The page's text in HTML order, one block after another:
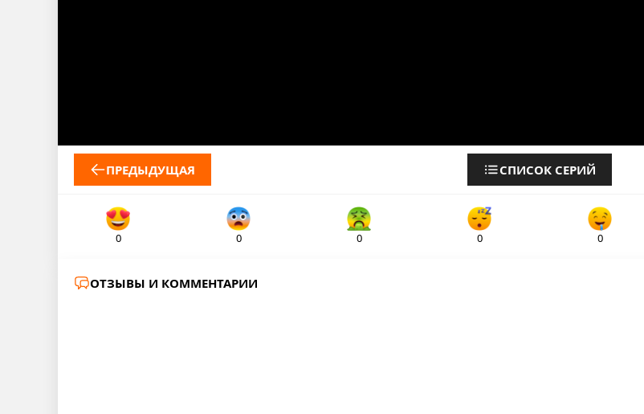
ПРЕДЫДУЩАЯ СПИСОК СЕРИЙ
0 0 0 0 0
ОТЗЫВЫ И КОММЕНТАРИИ